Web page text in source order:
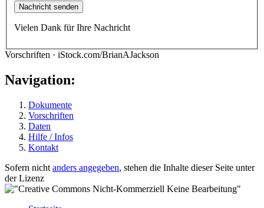
Vielen Dank für Ihre Nachricht
Vorschriften · iStock.com/BrianAJackson
Navigation:
Dokumente
Vorschriften
Daten
Hilfe / Infos
Kontakt
Sofern nicht anders angegeben, stehen die Inhalte dieser Seite unter
der Lizenz